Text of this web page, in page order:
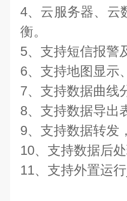
4、云服务器、云
衡。
5、支持短信报警
6、支持地图显示
7、支持数据曲线
8、支持数据导出
9、支持数据转发
10、支持数据后
11、支持外置运